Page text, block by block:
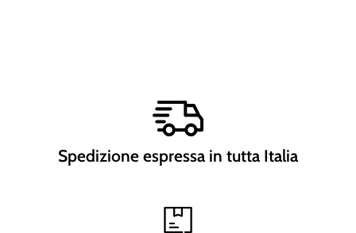
Spedizione espressa in tutta Italia